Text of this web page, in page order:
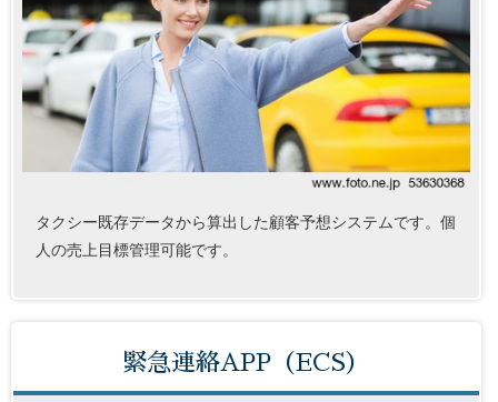
タクシー既存データから算出した顧客予想システムです。個
人の売上目標管理可能です。
緊急連絡APP（ECS）